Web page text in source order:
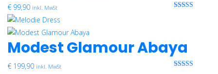
€ 99,90 inkl. MwSt
Modest Glamour Abaya
€ 199,90 inkl. MwSt